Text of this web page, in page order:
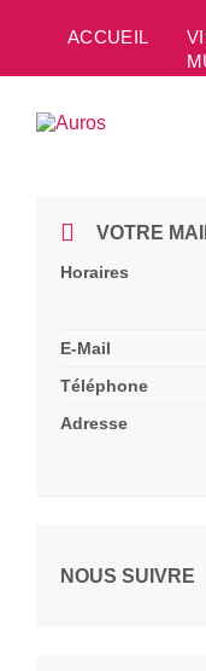
sidebar
sidebar
ACCUEIL
VOTRE
Horaires
E-Mail
Téléphone
Adresse
NOUS SUIVRE